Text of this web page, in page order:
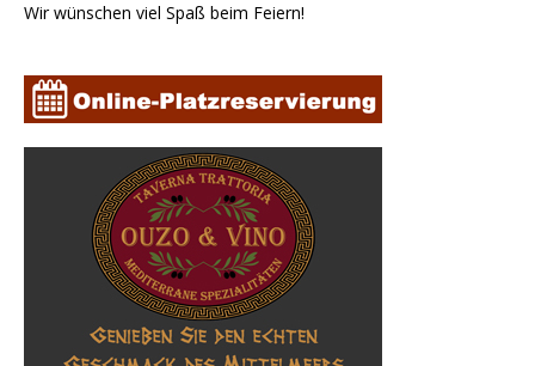
Wir wünschen viel Spaß beim Feiern!